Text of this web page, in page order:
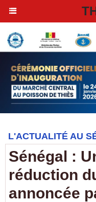
L'ACTUALITÉ AU
Sénégal :
réduction
annoncée